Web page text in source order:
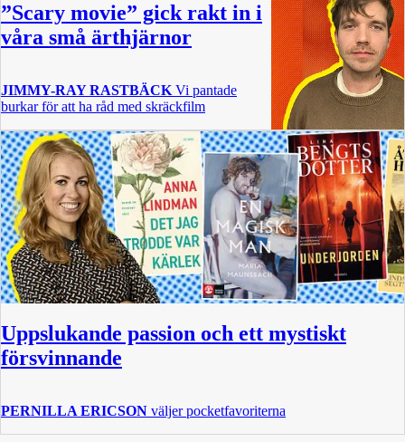
”Scary movie” gick rakt in i
våra små ärthjärnor
JIMMY-RAY RASTBÄCK Vi pantade
burkar för att ha råd med skräckfilm
Uppslukande passion och ett mystiskt
försvinnande
PERNILLA ERICSON väljer pocketfavoriterna